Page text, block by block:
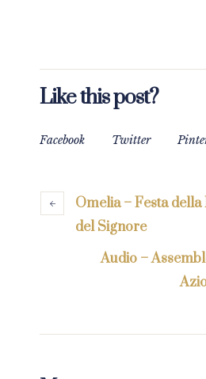
Like this post?
Facebook Twitter
Omelia – Festa
del Signore
Audio –